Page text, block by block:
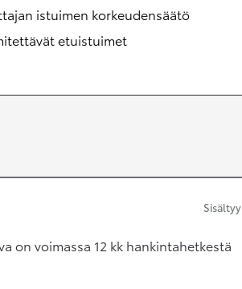
istuimen korkeudensäätö
etuistuimet
Sisältyy
on voimassa 12 kk hankintahetkestä